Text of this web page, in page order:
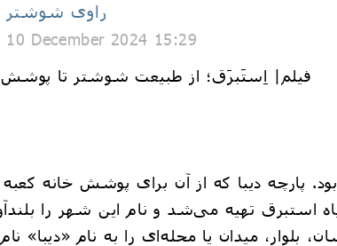
راوی شوشتر
10 December 2024 15:29
♨️ فیلم| اِستَبرَق؛ از طبیعت شوشتر تا پوشش
پارچه دیبا که از آن برای پوشش خانه
میدان یا محله‌ای را به نام «دیبا»